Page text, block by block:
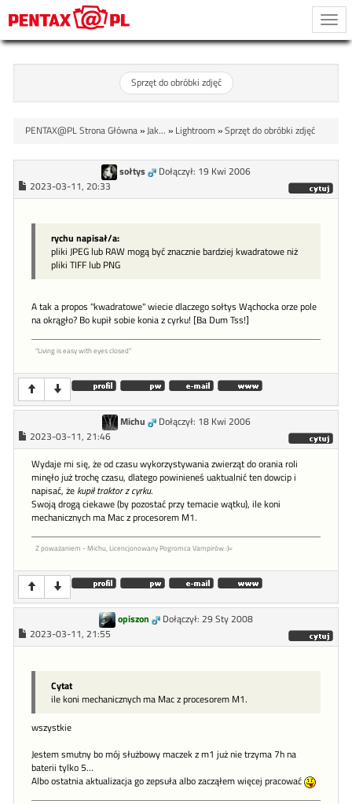
Sprzęt do obróbki zdjęć
PENTAX@PL Strona Główna»Jak... » Lightroom»Sprzęt do obróbki zdjęć
sołtys
Dołączył: 19 Kwi 2006
2023-03-11, 20:33
rychu napisał/a:
pliki JPEG lub RAW mogą być znacznie bardziej kwadratowe niż
pliki TIFF lub PNG
A tak a propos "kwadratowe" wiecie dlaczego sołtys Wąchocka orze pole
na okrągło? Bo kupił sobie konia z cyrku! [Ba Dum Tss!]
"Living is easy with eyes closed"
Michu
Dołączył: 18 Kwi 2006
2023-03-11, 21:46
Wydaje mi się, że od czasu wykorzystywania zwierząt do orania roli
minęło już trochę czasu, dlatego powinieneś uaktualnić ten dowcip i
napisać, że kupił traktor z cyrku.
Swoją drogą ciekawe (by pozostać przy temacie wątku), ile koni
mechanicznych ma Mac z procesorem M1.
Z poważaniem - Michu, Licencjonowany Pogromca Vampirów :)=
opiszon
Dołączył: 29 Sty 2008
2023-03-11, 21:55
Cytat
ile koni mechanicznych ma Mac z procesorem M1.
wszystkie
Jestem smutny bo mój służbowy maczek z m1 już nie trzyma 7h na
baterii tylko 5...
Albo ostatnia aktualizacja go zepsuła albo zacząłem więcej pracować